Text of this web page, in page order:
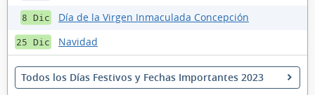
8 Dic Día de la Virgen Inmaculada Concepción
25 Dic Navidad
Todos los Días Festivos y Fechas Importantes 2023